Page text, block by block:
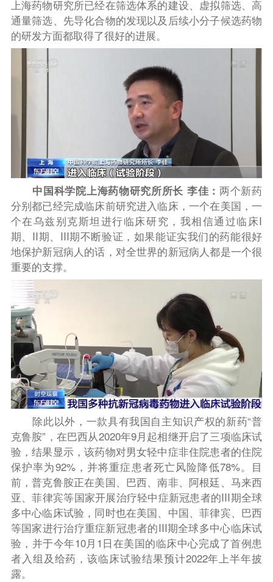
上海药物研究所已经在筛选体系的建设、虚拟筛选、高
通量筛选、先导化合物的发现以及后续小分子候选药物
的研发方面都取得了很好的进展。
中国科学院上海药物研究所所长 李佳： 两个新药
分别都已经完成临床前研究进入临床，一个在美国，一
个在乌兹别克斯坦进行临床研究，我相信通过临床I
期、II期、III期不断验证，如果能证实我们的药能很好
地保护新冠病人的话，对全世界的新冠病人都是一个很
重要的支撑。
除此以外，一款具有我国自主知识产权的新药“普
克鲁胺”，在巴西从2020年9月起相继开启了三项临床试
验，结果显示，该药物对男女轻中症非住院患者的住院
保护率为92%，并将重症患者死亡风险降低78%。目
前，普克鲁胺正在美国、巴西、南非、阿根廷、马来西
亚、菲律宾等国家开展治疗轻中症新冠患者的III期全球
多中心临床试验，同时也在美国、中国、菲律宾、巴西
等国家进行治疗重症新冠患者的III期全球多中心临床试
验，并于今年10月1日在美国的临床中心完成了首例患
者入组及给药，该临床试验结果预计2022年上半年披
露。